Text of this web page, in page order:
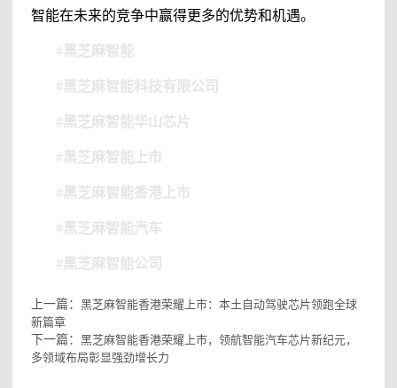
智能在未来的竞争中赢得更多的优势和机遇。
#黑芝麻智能
#黑芝麻智能科技有限公司
#黑芝麻智能华山芯片
#黑芝麻智能 上市
#黑芝麻智能香港上市
#黑芝麻智能汽车
#黑芝麻智能公司
上一篇： 黑芝麻智能香港荣耀上市：本土自动驾驶芯片领跑全球
新篇章
下一篇： 黑芝麻智能香港荣耀上市，领航智能汽车芯片新纪元，
多领域布局彰显强劲增长力